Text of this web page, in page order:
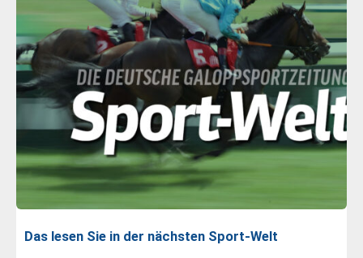
Das lesen Sie in der nächsten Sport-Welt